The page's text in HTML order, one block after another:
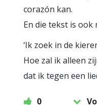
corazón kan.
En die tekst is ook
‘Ik zoek in de
Hoe zal ik alleen
dat ik tegen een
0